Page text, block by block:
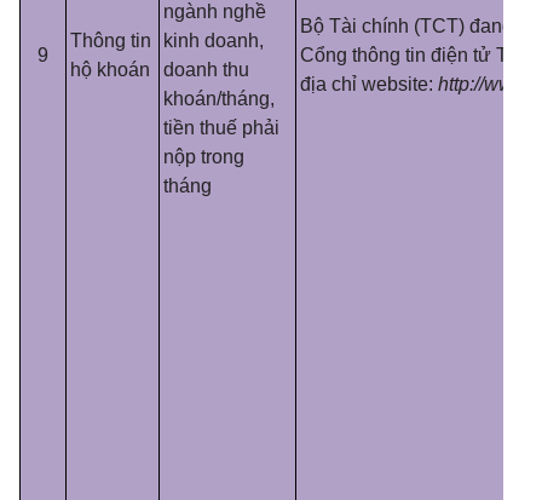
9
Thông tin
hộ khoán
ngành nghề
kinh doanh,
doanh thu
khoán/tháng,
tiền thuế phải
nộp trong
tháng
Bộ Tài chính (TCT) đang
Cổng thông tin điện tử
địa chỉ website: http://